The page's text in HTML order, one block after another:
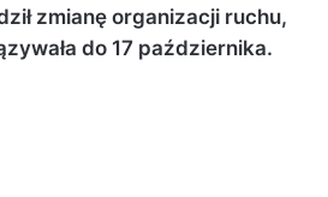
zmianę organizacji ruchu,
do 17 października.